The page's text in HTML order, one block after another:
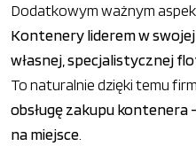
Dodatkowym ważnym
Kontenery liderem w
własnej, specjalistycznej
To naturalnie dzięki temu
obsługę zakupu kontenera
na miejsce.